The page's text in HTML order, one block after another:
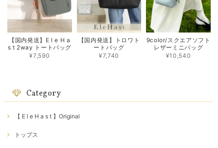
【国内発送】E l e H a
s t 2way トートバッグ
¥7,590
【国内発送】トロワト
ートバッグ
¥7,740
9color/スクエアソフト
レザーミニバッグ
¥10,540
Category
【 E l e H a s t 】Original
トップス